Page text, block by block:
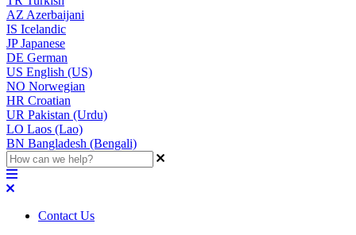
AZ Azerbaijani
IS Icelandic
JPJapanese
DE German
US English (US)
NO Norwegian
HR Croatian
UR Pakistan (Urdu)
LO Laos (Lao)
BN Bangladesh (Bengali)
Contact Us